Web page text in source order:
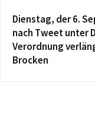
Dienstag, der 6.
nach Tweet unter
Verordnung
Brocken